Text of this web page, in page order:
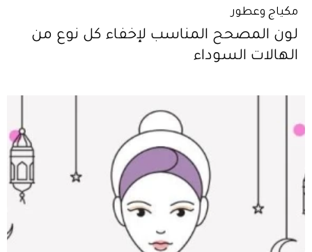
مكياج وعطور
لون المصحح المناسب لإخفاء كل نوع من
الهالات السوداء